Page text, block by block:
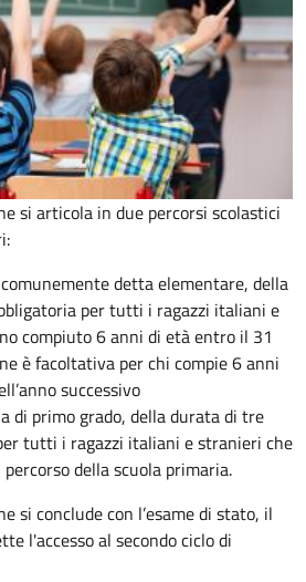
si articola in due percorsi scolastici
detta elementare, della
per tutti i ragazzi italiani e
compiuto 6 anni di età entro il 31
è facoltativa per chi compie 6 anni
successivo
di primo grado, della durata di tre
tutti i ragazzi italiani e stranieri che
della scuola primaria.
si conclude con l’esame di stato, il
l'accesso al secondo ciclo di